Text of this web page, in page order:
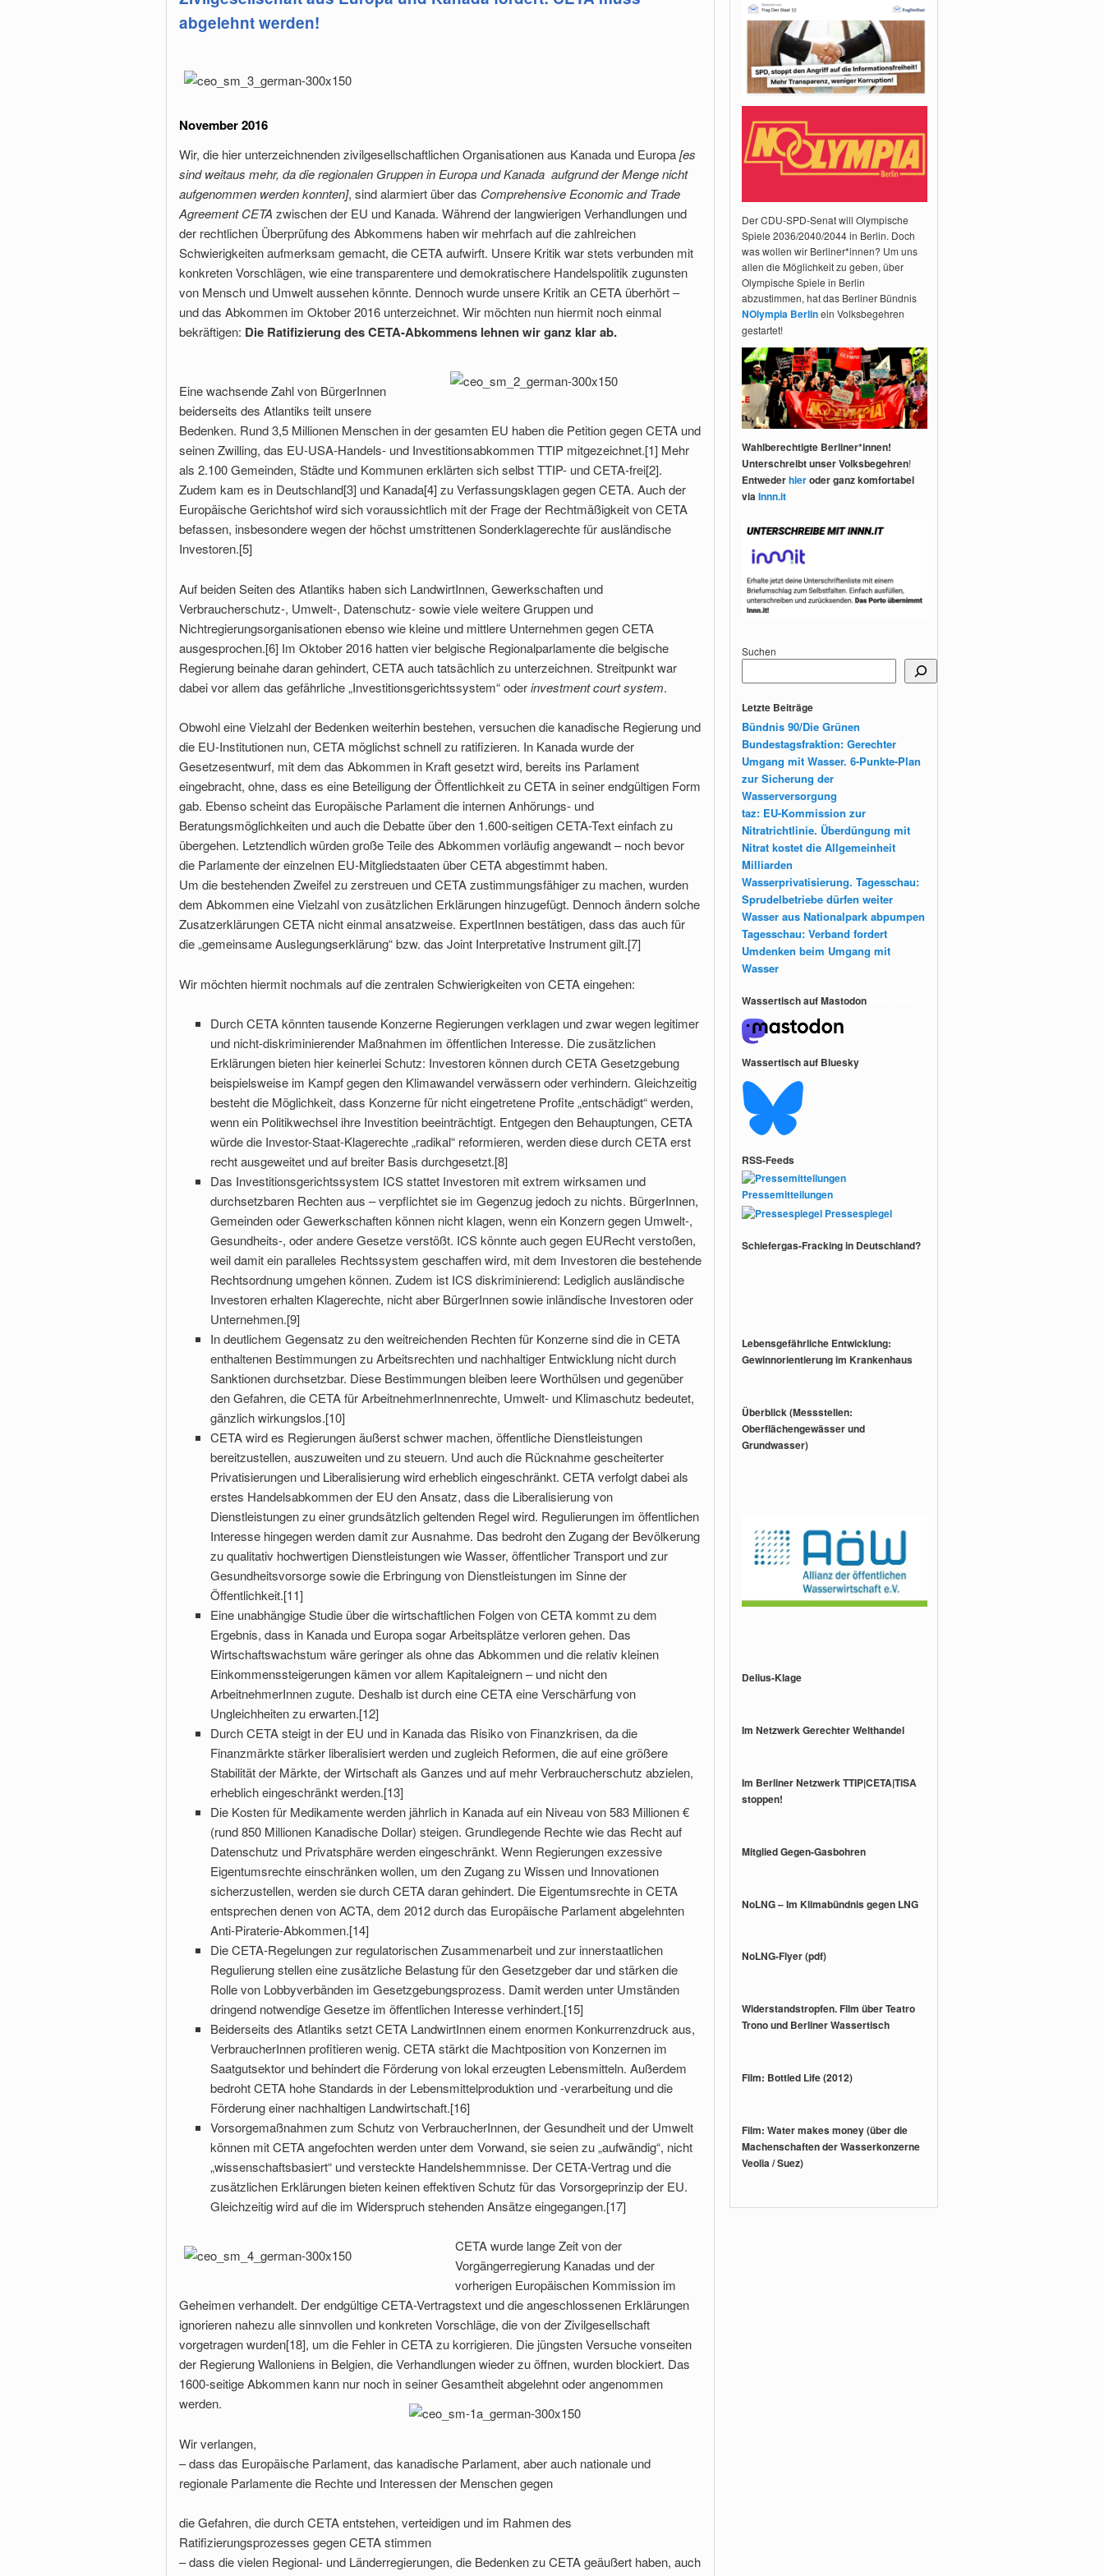
abgelehnt werden!
November 2016
Wir, die hier unterzeichnenden zivilgesellschaftlichen Organisationen aus Kanada und Europa[es
sind weitaus mehr, da die regionalen Gruppen in Europa und Kanada aufgrund der Menge nicht
aufgenommen werden konnten], sind alarmiert über das Comprehensive Economic and Trade
Agreement CETA zwischen der EU und Kanada. Während der langwierigen Verhandlungen und
der rechtlichen Überprüfung des Abkommens haben wir mehrfach auf die zahlreichen
Schwierigkeiten aufmerksam gemacht, die CETA aufwirft. Unsere Kritik war stets verbunden mit
konkreten Vorschlägen, wie eine transparentere und demokratischere Handelspolitik zugunsten
von Mensch und Umwelt aussehen könnte. Dennoch wurde unsere Kritik an CETA überhört ‒
und das Abkommen im Oktober 2016 unterzeichnet. Wir möchten nun hiermit noch einmal
bekräftigen: Die Ratifizierung des CETA-Abkommens lehnen wir ganz klar ab.
Eine wachsende Zahl von BürgerInnen
beiderseits des Atlantiks teilt unsere
Bedenken. Rund 3,5 Millionen Menschen in der gesamten EU haben die Petition gegen CETA und
seinen Zwilling, das EU-USA-Handels- und Investitionsabkommen TTIP mitgezeichnet.[1] Mehr
als 2.100 Gemeinden, Städte und Kommunen erklärten sich selbst TTIP- und CETA-frei[2].
Zudem kam es in Deutschland[3] und Kanada[4] zu Verfassungsklagen gegen CETA. Auch der
Europäische Gerichtshof wird sich voraussichtlich mit der Frage der Rechtmäßigkeit von CETA
befassen, insbesondere wegen der höchst umstrittenen Sonderklagerechte für ausländische
Investoren.[5]
Auf beiden Seiten des Atlantiks haben sich LandwirtInnen, Gewerkschaften und
Verbraucherschutz-, Umwelt-, Datenschutz- sowie viele weitere Gruppen und
Nichtregierungsorganisationen ebenso wie kleine und mittlere Unternehmen gegen CETA
ausgesprochen.[6] Im Oktober 2016 hatten vier belgische Regionalparlamente die belgische
Regierung beinahe daran gehindert, CETA auch tatsächlich zu unterzeichnen. Streitpunkt war
dabei vor allem das gefährliche „Investitionsgerichtssystem“ oderinvestment court system.
Obwohl eine Vielzahl der Bedenken weiterhin bestehen, versuchen die kanadische Regierung und
die EU-Institutionen nun, CETA möglichst schnell zu ratifizieren. In Kanada wurde der
Gesetzesentwurf, mit dem das Abkommen in Kraft gesetzt wird, bereits ins Parlament
eingebracht, ohne, dass es eine Beteiligung der Öffentlichkeit zu CETA in seiner endgültigen Form
gab. Ebenso scheint das Europäische Parlament die internen Anhörungs- und
Beratungsmöglichkeiten und auch die Debatte über den 1.600-seitigen CETA-Text einfach zu
übergehen. Letztendlich würden große Teile des Abkommen vorläufig angewandt – noch bevor
die Parlamente der einzelnen EU-Mitgliedstaaten über CETA abgestimmt haben.
Um die bestehenden Zweifel zu zerstreuen und CETA zustimmungsfähiger zu machen, wurden
dem Abkommen eine Vielzahl von zusätzlichen Erklärungen hinzugefügt. Dennoch ändern solche
Zusatzerklärungen CETA nicht einmal ansatzweise. ExpertInnen bestätigen, dass das auch für
die „gemeinsame Auslegungserklärung“ bzw. das Joint Interpretative Instrument gilt.[7]
Wir möchten hiermit nochmals auf die zentralen Schwierigkeiten von CETA eingehen:
Durch CETA könnten tausende Konzerne Regierungen verklagen und zwar wegen legitimer
und nicht-diskriminierender Maßnahmen im öffentlichen Interesse. Die zusätzlichen
Erklärungen bieten hier keinerlei Schutz: Investoren können durch CETA Gesetzgebung
beispielsweise im Kampf gegen den Klimawandel verwässern oder verhindern. Gleichzeitig
besteht die Möglichkeit, dass Konzerne für nicht eingetretene Profite „entschädigt“ werden,
wenn ein Politikwechsel ihre Investition beeinträchtigt. Entgegen den Behauptungen, CETA
würde die Investor-Staat-Klagerechte „radikal“ reformieren, werden diese durch CETA erst
recht ausgeweitet und auf breiter Basis durchgesetzt.[8]
Das Investitionsgerichtssystem ICS stattet Investoren mit extrem wirksamen und
durchsetzbaren Rechten aus – verpflichtet sie im Gegenzug jedoch zu nichts. BürgerInnen,
Gemeinden oder Gewerkschaften können nicht klagen, wenn ein Konzern gegen Umwelt-,
Gesundheits-, oder andere Gesetze verstößt. ICS könnte auch gegen EURecht verstoßen,
weil damit ein paralleles Rechtssystem geschaffen wird, mit dem Investoren die bestehende
Rechtsordnung umgehen können. Zudem ist ICS diskriminierend: Lediglich ausländische
Investoren erhalten Klagerechte, nicht aber BürgerInnen sowie inländische Investoren oder
Unternehmen.[9]
In deutlichem Gegensatz zu den weitreichenden Rechten für Konzerne sind die in CETA
enthaltenen Bestimmungen zu Arbeitsrechten und nachhaltiger Entwicklung nicht durch
Sanktionen durchsetzbar. Diese Bestimmungen bleiben leere Worthülsen und gegenüber
den Gefahren, die CETA für ArbeitnehmerInnenrechte, Umwelt- und Klimaschutz bedeutet,
gänzlich wirkungslos.[10]
CETA wird es Regierungen äußerst schwer machen, öffentliche Dienstleistungen
bereitzustellen, auszuweiten und zu steuern. Und auch die Rücknahme gescheiterter
Privatisierungen und Liberalisierung wird erheblich eingeschränkt. CETA verfolgt dabei als
erstes Handelsabkommen der EU den Ansatz, dass die Liberalisierung von
Dienstleistungen zu einer grundsätzlich geltenden Regel wird. Regulierungen im öffentlichen
Interesse hingegen werden damit zur Ausnahme. Das bedroht den Zugang der Bevölkerung
zu qualitativ hochwertigen Dienstleistungen wie Wasser, öffentlicher Transport und zur
Gesundheitsvorsorge sowie die Erbringung von Dienstleistungen im Sinne der
Öffentlichkeit.[11]
Eine unabhängige Studie über die wirtschaftlichen Folgen von CETA kommt zu dem
Ergebnis, dass in Kanada und Europa sogar Arbeitsplätze verloren gehen. Das
Wirtschaftswachstum wäre geringer als ohne das Abkommen und die relativ kleinen
Einkommenssteigerungen kämen vor allem Kapitaleignern – und nicht den
ArbeitnehmerInnen zugute. Deshalb ist durch eine CETA eine Verschärfung von
Ungleichheiten zu erwarten.[12]
Durch CETA steigt in der EU und in Kanada das Risiko von Finanzkrisen, da die
Finanzmärkte stärker liberalisiert werden und zugleich Reformen, die auf eine größere
Stabilität der Märkte, der Wirtschaft als Ganzes und auf mehr Verbraucherschutz abzielen,
erheblich eingeschränkt werden.[13]
Die Kosten für Medikamente werden jährlich in Kanada auf ein Niveau von 583 Millionen €
(rund 850 Millionen Kanadische Dollar) steigen. Grundlegende Rechte wie das Recht auf
Datenschutz und Privatsphäre werden eingeschränkt. Wenn Regierungen exzessive
Eigentumsrechte einschränken wollen, um den Zugang zu Wissen und Innovationen
sicherzustellen, werden sie durch CETA daran gehindert. Die Eigentumsrechte in CETA
entsprechen denen von ACTA, dem 2012 durch das Europäische Parlament abgelehnten
Anti-Piraterie-Abkommen.[14]
Die CETA-Regelungen zur regulatorischen Zusammenarbeit und zur innerstaatlichen
Regulierung stellen eine zusätzliche Belastung für den Gesetzgeber dar und stärken die
Rolle von Lobbyverbänden im Gesetzgebungsprozess. Damit werden unter Umständen
dringend notwendige Gesetze im öffentlichen Interesse verhindert.[15]
Beiderseits des Atlantiks setzt CETA LandwirtInnen einem enormen Konkurrenzdruck aus,
VerbraucherInnen profitieren wenig. CETA stärkt die Machtposition von Konzernen im
Saatgutsektor und behindert die Förderung von lokal erzeugten Lebensmitteln. Außerdem
bedroht CETA hohe Standards in der Lebensmittelproduktion und -verarbeitung und die
Förderung einer nachhaltigen Landwirtschaft.[16]
Vorsorgemaßnahmen zum Schutz von VerbraucherInnen, der Gesundheit und der Umwelt
können mit CETA angefochten werden unter dem Vorwand, sie seien zu „aufwändig“, nicht
„wissenschaftsbasiert“ und versteckte Handelshemmnisse. Der CETA-Vertrag und die
zusätzlichen Erklärungen bieten keinen effektiven Schutz für das Vorsorgeprinzip der EU.
Gleichzeitig wird auf die im Widerspruch stehenden Ansätze eingegangen.[17]
CETA wurde lange Zeit von der
Vorgängerregierung Kanadas und der
vorherigen Europäischen Kommission im
Geheimen verhandelt. Der endgültige CETA-Vertragstext und die angeschlossenen Erklärungen
ignorieren nahezu alle sinnvollen und konkreten Vorschläge, die von der Zivilgesellschaft
vorgetragen wurden[18], um die Fehler in CETA zu korrigieren. Die jüngsten Versuche vonseiten
der Regierung Walloniens in Belgien, die Verhandlungen wieder zu öffnen, wurden blockiert. Das
1600-seitige Abkommen kann nur noch in seiner Gesamtheit abgelehnt oder angenommen
werden.
Wir verlangen,
– dass das Europäische Parlament, das kanadische Parlament, aber auch nationale und
regionale Parlamente die Rechte und Interessen der Menschen gegen
die Gefahren, die durch CETA entstehen, verteidigen und im Rahmen des
Ratifizierungsprozesses gegen CETA stimmen
– dass die vielen Regional- und Länderregierungen, die Bedenken zu CETA geäußert haben, auch
Der CDU-SPD-Senat will Olympische
Spiele 2036/2040/2044 in Berlin. Doch
was wollen wir Berliner*innen? Um uns
allen die Möglichkeit zu geben, über
Olympische Spiele in Berlin
abzustimmen, hat das Berliner Bündnis
NOlympia Berlinein Volksbegehren
gestartet!
Wahlberechtigte Berliner*innen!
Unterschreibt unser Volksbegehren!
Entwederhieroder ganz komfortabel
viaInnn.it
Suchen
Letzte Beiträge
Bündnis 90/Die Grünen
Bundestagsfraktion: Gerechter
Umgang mit Wasser. 6-Punkte-Plan
zur Sicherung der
Wasserversorgung
taz: EU-Kommission zur
Nitratrichtlinie. Überdüngung mit
Nitrat kostet die Allgemeinheit
Milliarden
Wasserprivatisierung. Tagesschau:
Sprudelbetriebe dürfen weiter
Wasser aus Nationalpark abpumpen
Tagesschau: Verband fordert
Umdenken beim Umgang mit
Wasser
Wassertisch auf Mastodon
Wassertisch auf Bluesky
RSS-Feeds
Pressemitteilungen
Pressespiegel
Schiefergas-Fracking in Deutschland?
Lebensgefährliche Entwicklung:
Gewinnorientierung im Krankenhaus
Überblick (Messstellen:
Oberflächengewässer und
Grundwasser)
Delius-Klage
Im Netzwerk Gerechter Welthandel
Im Berliner Netzwerk TTIP|CETA|TiSA
stoppen!
Mitglied Gegen-Gasbohren
NoLNG – Im Klimabündnis gegen LNG
NoLNG-Flyer (pdf)
Widerstandstropfen. Film über Teatro
Trono und Berliner Wassertisch
Film: Bottled Life (2012)
Film: Water makes money (über die
Machenschaften der Wasserkonzerne
Veolia / Suez)